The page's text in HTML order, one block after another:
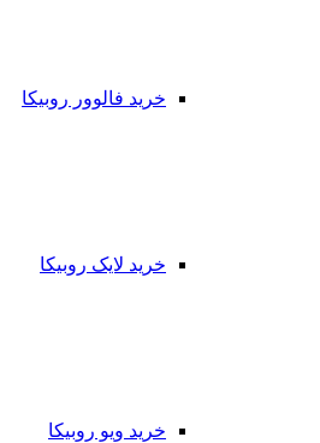
خرید فالوور روبیکا
خرید لایک روبیکا
خرید ویو روبیکا